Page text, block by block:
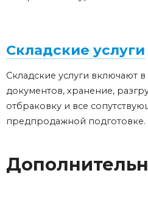
Складские услуги
Складские услуги включают
документов, хранение,
отбраковку и все
предпродажной подготовке.